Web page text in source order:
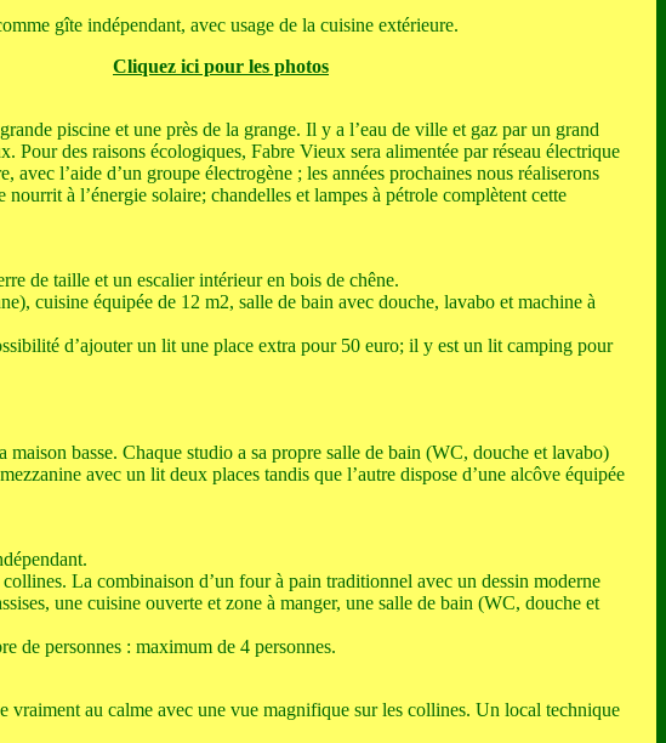
gîte indépendant, avec usage de la cuisine extérieure.
Cliquez ici pour les photos
piscine et une près de la grange. Il y a l’eau de ville et gaz par un grand
des raisons écologiques, Fabre Vieux sera alimentée par réseau électrique
l’aide d’un groupe électrogène ; les années prochaines nous réaliserons
à l’énergie solaire; chandelles et lampes à pétrole complètent cette
de taille et un escalier intérieur en bois de chêne.
cuisine équipée de 12 m2, salle de bain avec douche, lavabo et machine à
d’ajouter un lit une place extra pour 50 euro; il y est un lit camping pour
basse. Chaque studio a sa propre salle de bain (WC, douche et lavabo)
avec un lit deux places tandis que l’autre dispose d’une alcôve équipée
La combinaison d’un four à pain traditionnel avec un dessin moderne
une cuisine ouverte et zone à manger, une salle de bain (WC, douche et
de personnes : maximum de 4 personnes.
au calme avec une vue magnifique sur les collines. Un local technique